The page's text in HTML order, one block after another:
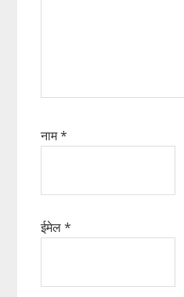
नाम*
ईमेल*